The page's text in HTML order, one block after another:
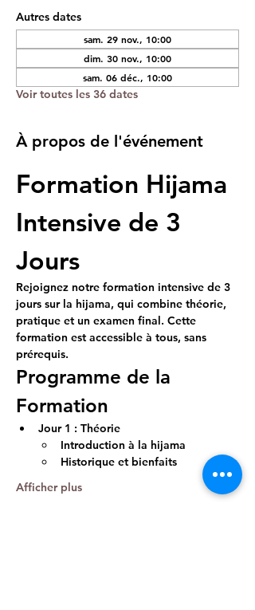
Autres dates
sam. 29 nov., 10:00
dim. 30 nov., 10:00
sam. 06 déc., 10:00
Voir toutes les 36 dates
À propos de l'événement
Formation Hijama
Intensive de 3
Jours
Rejoignez notre formation intensive de 3
jours sur la hijama, qui combine théorie,
pratique et un examen final. Cette
formation est accessible à tous, sans
prérequis.
Programme de la
Formation
Jour 1 : Théorie
Introduction à la hijama
Historique et bienfaits
Afficher plus